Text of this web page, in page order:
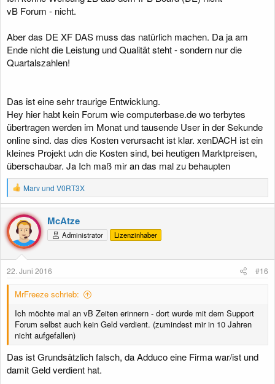
vB Forum - nicht.
Aber das DE XF DAS muss das natürlich machen. Da ja am
Ende nicht die Leistung und Qualität steht - sondern nur die
Quartalszahlen!
Das ist eine sehr traurige Entwicklung.
Hey hier habt kein Forum wie computerbase.de wo terbytes
übertragen werden im Monat und tausende User in der Sekunde
online sind. das dies Kosten verursacht ist klar. xenDACH ist ein
kleines Projekt udn die Kosten sind, bei heutigen Marktpreisen,
überschaubar. Ja Ich maß mir an das mal zu behaupten
R
e
a
k
t
i
o
n
n
Marvund V0RT3X
McAtze
Administrator Lizenzinhaber
22. Juni 2016 #16
MrFreeze schrieb:
Ich möchte mal an vB Zeiten erinnern - dort wurde mit dem Support
Forum selbst auch kein Geld verdient. (zumindest mir in 10 Jahren
nicht aufgefallen)
Das ist Grundsätzlich falsch, da Adduco eine Firma war/ist und
damit Geld verdient hat.